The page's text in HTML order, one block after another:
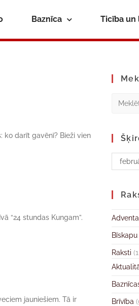
Baznīca Ticība un
ko darīt gavēnī? Bieži vien
“24 stundas Kungam”.
jauniešiem. Tā ir
Raksti
Brīvība